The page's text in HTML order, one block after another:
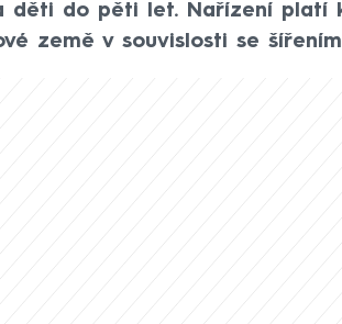
děti do pěti let. Nařízení platí
země v souvislosti se